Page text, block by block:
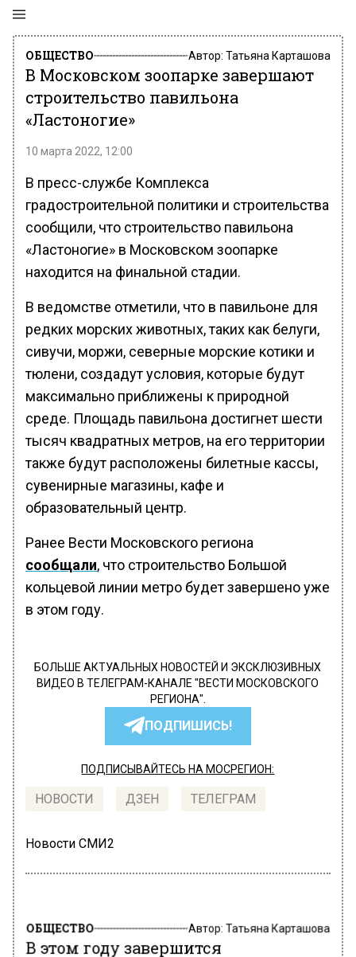
ОБЩЕСТВО Автор: Татьяна Карташова
В Московском зоопарке завершают
строительство павильона
«Ластоногие»
10 марта 2022, 12:00
В пресс-службе Комплекса
градостроительной политики и строительства
сообщили, что строительство павильона
«Ластоногие» в Московском зоопарке
находится на финальной стадии.
В ведомстве отметили, что в павильоне для
редких морских животных, таких как белуги,
сивучи, моржи, северные морские котики и
тюлени, создадут условия, которые будут
максимально приближены к природной
среде. Площадь павильона достигнет шести
тысяч квадратных метров, на его территории
также будут расположены билетные кассы,
сувенирные магазины, кафе и
образовательный центр.
Ранее Вести Московского региона
сообщали, что строительство Большой
кольцевой линии метро будет завершено уже
в этом году.
БОЛЬШЕ АКТУАЛЬНЫХ НОВОСТЕЙ И ЭКСКЛЮЗИВНЫХ
ВИДЕО В ТЕЛЕГРАМ-КАНАЛЕ "ВЕСТИ МОСКОВСКОГО
РЕГИОНА".
ПОДПИШИСЬ!
ПОДПИСЫВАЙТЕСЬ НА МОСРЕГИОН:
НОВОСТИ ДЗЕН ТЕЛЕГРАМ
Новости СМИ2
ОБЩЕСТВО Автор: Татьяна Карташова
В этом году завершится